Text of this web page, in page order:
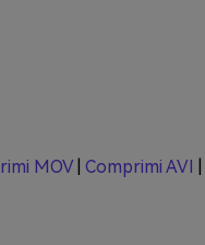
MOV Comprimi AVI